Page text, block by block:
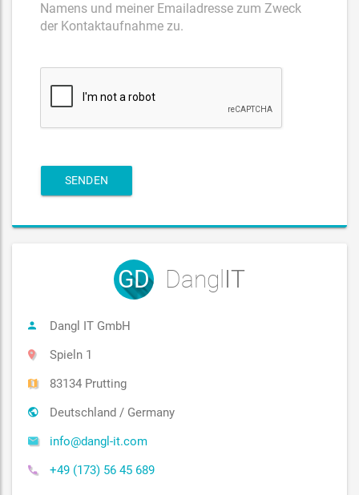
Namens und meiner Emailadresse zum Zweck
der Kontaktaufnahme zu.
SENDEN
GD Dangl IT
Dangl IT GmbH
Spieln 1
83134 Prutting
Deutschland / Germany
info@dangl-it.com
+49 (173) 56 45 689